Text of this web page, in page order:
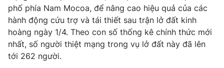
Câu chuyện quốc tế
Tài chính
Thị trường
Góc doanh nghiệp
Dữ liệu và đời sống
Truyền hình
Phim VTV
phố phía Nam Mocoa, để nâng cao hiệu quả của các
hành động cứu trợ và tái thiết sau trận lở đất kinh
hoàng ngày 1/4. Theo con số thống kê chính thức mới
nhất, số người thiệt mạng trong vụ lở đất này đã lên
tới 262 người.